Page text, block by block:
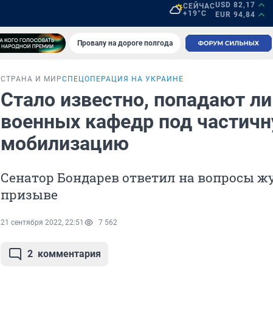
СЕЙЧАС
+19°C
USD 82,17
EUR 94,84
Провалу на дороге полгода
СТРАНА И МИРСПЕЦОПЕРАЦИЯ НА УКРАИНЕ
Стало известно, попадают
военных кафедр под
мобилизацию
Сенатор Бондарев ответил на вопросы
призыве
21 сентября 2022, 22:51 7 562
2 комментария